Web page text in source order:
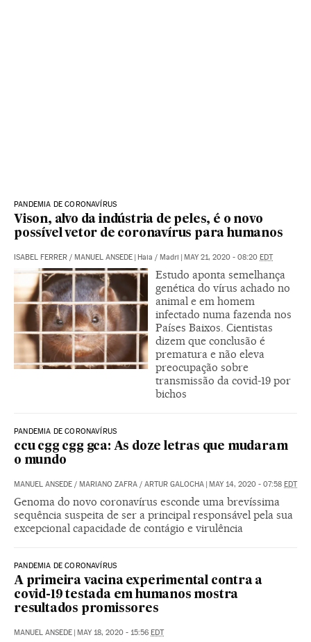
PANDEMIA DE CORONAVÍRUS
Vison, alvo da indústria de peles, é o novo
possível vetor de coronavírus para humanos
ISABEL FERRER / MANUEL ANSEDE | Haia / Madri | MAY 21, 2020 - 08:20 EDT
Estudo aponta semelhança
genética do vírus achado no
animal e em homem
infectado numa fazenda nos
Países Baixos. Cientistas
dizem que conclusão é
prematura e não eleva
preocupação sobre
transmissão da covid-19 por
bichos
PANDEMIA DE CORONAVÍRUS
ccu cgg cgg gca: As doze letras que mudaram
o mundo
MANUEL ANSEDE / MARIANO ZAFRA / ARTUR GALOCHA | MAY 14, 2020 - 07:58 EDT
Genoma do novo coronavírus esconde uma brevíssima
sequência suspeita de ser a principal responsável pela sua
excepcional capacidade de contágio e virulência
PANDEMIA DE CORONAVÍRUS
A primeira vacina experimental contra a
covid-19 testada em humanos mostra
resultados promissores
MANUEL ANSEDE | MAY 18, 2020 - 15:56 EDT